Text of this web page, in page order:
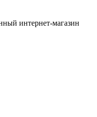
интернет-магазин